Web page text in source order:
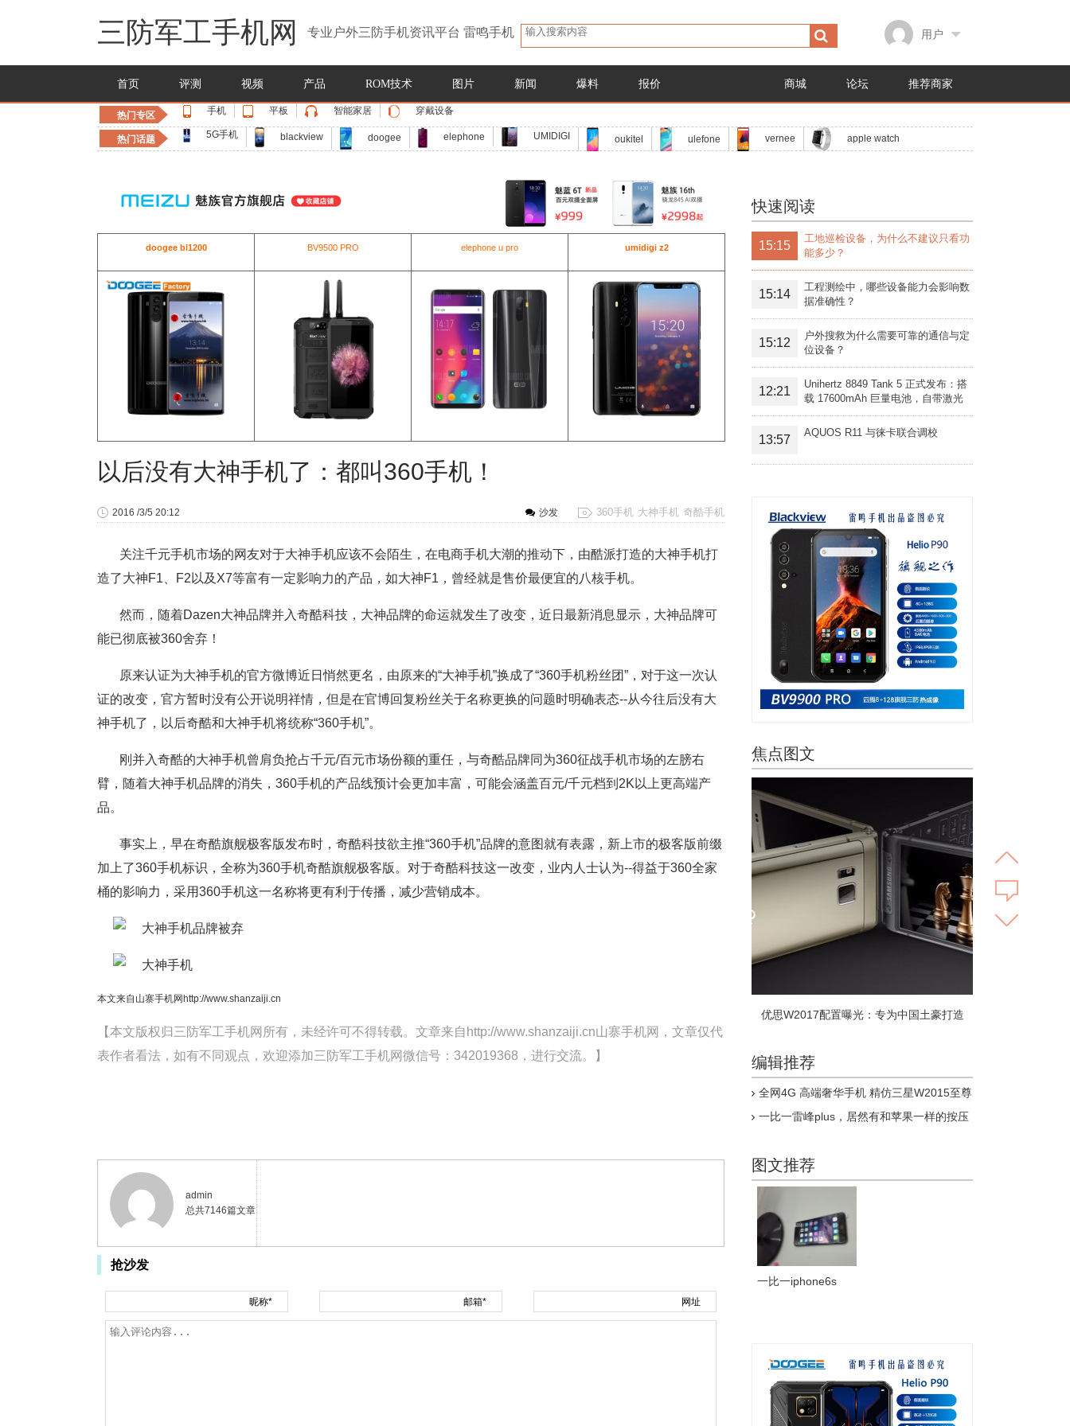
三防军工手机网 专业户外三防手机资讯平台 雷鸣手机 用户
首页 评测 视频 产品 ROM技术 图片 新闻 爆料 报价 商城 论坛 推荐商家
热门专区 手机 平板 智能家居 穿戴设备
热门话题 5G手机 blackview doogee elephone UMIDIGI oukitel ulefone vernee apple watch
doogee bl1200 BV9500 PRO elephone u pro umidigi z2
以后没有大神手机了：都叫360手机！
360手机 大神手机 奇酷手机
2016 /3/5 20:12 沙发
关注千元手机市场的网友对于大神手机应该不会陌生，在电商手机大潮的推动下，由酷派打造的大神手机打
造了大神F1、F2以及X7等富有一定影响力的产品，如大神F1，曾经就是售价最便宜的八核手机。
然而，随着Dazen大神品牌并入奇酷科技，大神品牌的命运就发生了改变，近日最新消息显示，大神品牌可
能已彻底被360舍弃！
原来认证为大神手机的官方微博近日悄然更名，由原来的“大神手机”换成了“360手机粉丝团”，对于这一次认
证的改变，官方暂时没有公开说明祥情，但是在官博回复粉丝关于名称更换的问题时明确表态--从今往后没有大
神手机了，以后奇酷和大神手机将统称“360手机”。
刚并入奇酷的大神手机曾肩负抢占千元/百元市场份额的重任，与奇酷品牌同为360征战手机市场的左膀右
臂，随着大神手机品牌的消失，360手机的产品线预计会更加丰富，可能会涵盖百元/千元档到2K以上更高端产
品。
事实上，早在奇酷旗舰极客版发布时，奇酷科技欲主推“360手机”品牌的意图就有表露，新上市的极客版前缀
加上了360手机标识，全称为360手机奇酷旗舰极客版。对于奇酷科技这一改变，业内人士认为--得益于360全家
桶的影响力，采用360手机这一名称将更有利于传播，减少营销成本。
本文来自山寨手机网http://www.shanzaiji.cn
【本文版权归三防军工手机网所有，未经许可不得转载。文章来自http://www.shanzaiji.cn山寨手机网，文章仅代
表作者看法，如有不同观点，欢迎添加三防军工手机网微信号：342019368，进行交流。】
admin
总共7146篇文章
抢沙发
昵称* 邮箱* 网址
快速阅读
15:15
工地巡检设备，为什么不建议只看功
能多少？
15:14
工程测绘中，哪些设备能力会影响数
据准确性？
15:12
户外搜救为什么需要可靠的通信与定
位设备？
12:21
Unihertz 8849 Tank 5 正式发布：搭
载 17600mAh 巨量电池，自带激光
投影旗舰三防手机
13:57
AQUOS R11 与徕卡联合调校
焦点图文
优思W2017配置曝光：专为中国土豪打造
编辑推荐
全网4G 高端奢华手机 精仿三星W2015至尊
一比一雷峰plus，居然有和苹果一样的按压
图文推荐
一比一iphone6s